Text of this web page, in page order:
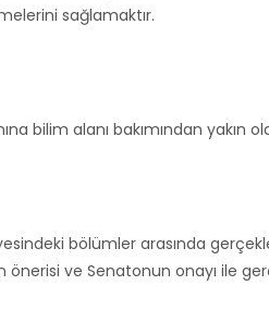
sağlamaktır.
bilim alanı bakımından yakın
bölümler arasında
ve Senatonun onayı ile